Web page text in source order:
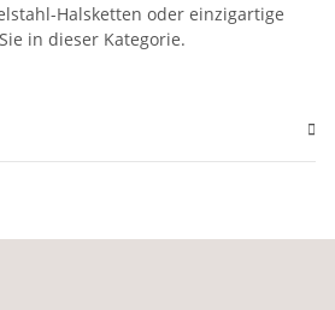
Halsketten oder einzigartige
in dieser Kategorie.